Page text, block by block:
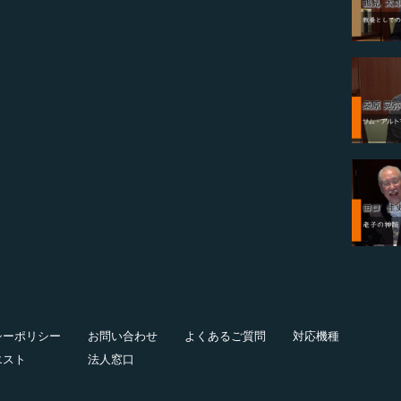
ポリシー お問い合わせ よくあるご質問
対応機種
ト
法人窓口